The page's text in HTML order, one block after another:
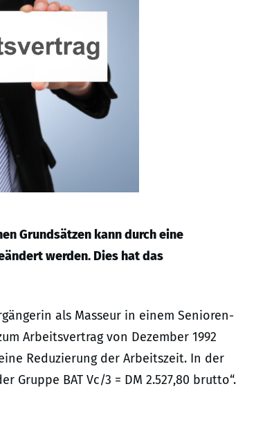
Grundsätzen kann durch eine
werden. Dies hat das
als Masseur in einem Senioren-
Arbeitsvertrag von Dezember 1992
Reduzierung der Arbeitszeit. In der
BAT Vc/3 = DM 2.527,80 brutto“.